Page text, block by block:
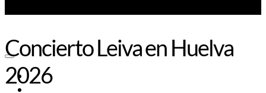
Noticias
Concierto Leiva en Huelva
2026